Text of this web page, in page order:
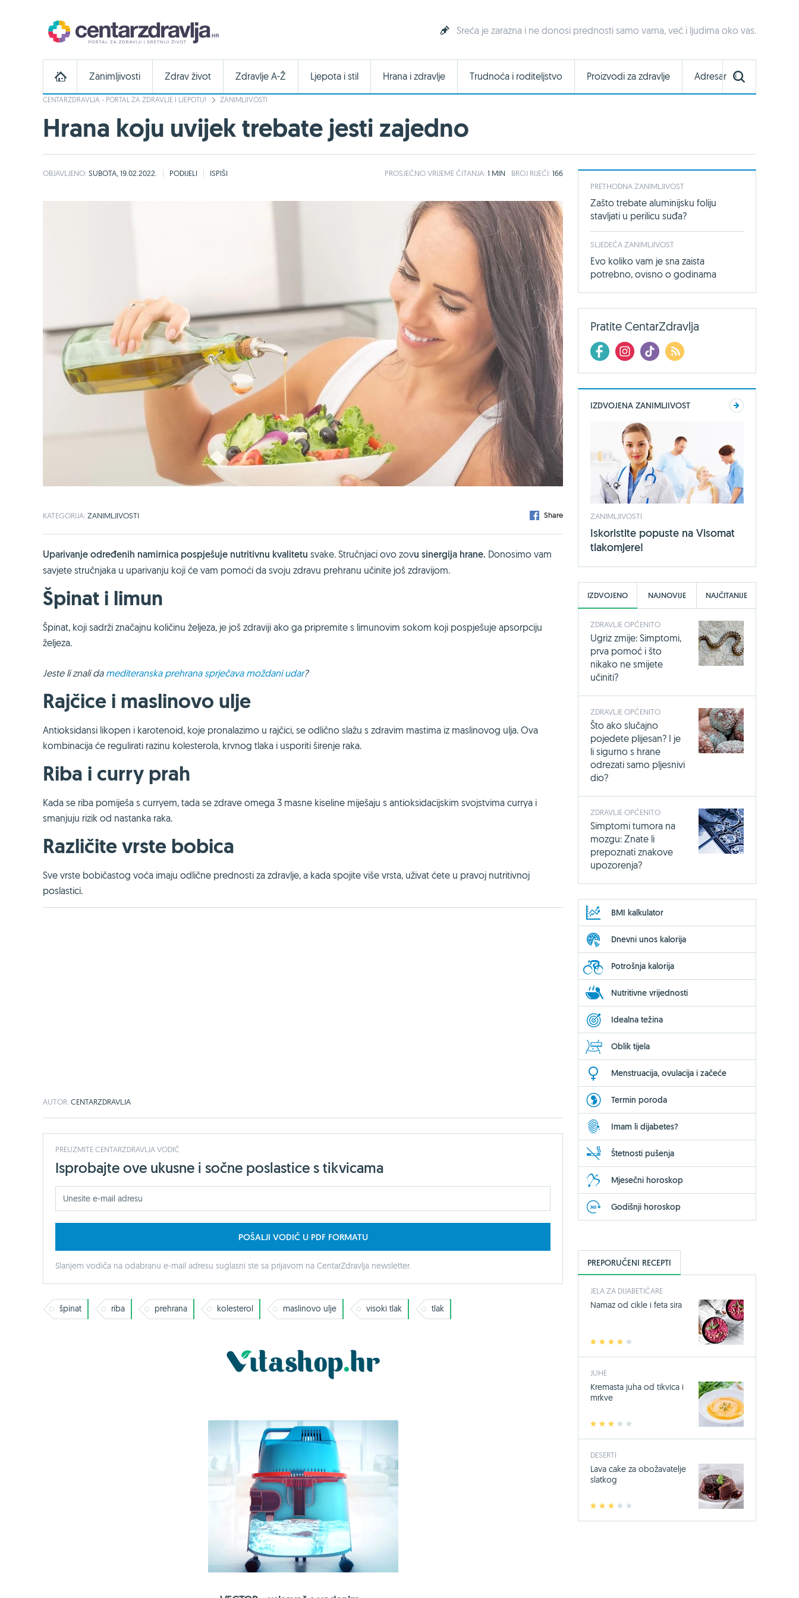
Sreća je zarazna i ne donosi prednosti samo vama, već i ljudima oko vas.
Zanimljivosti Zdrav život Zdravlje A-Ž Ljepota i stil Hrana i zdravlje Trudnoća i roditeljstvo Proizvodi za zdravlje Adresar
CENTARZDRAVLJA - PORTAL ZA ZDRAVLJE I LJEPOTU! ZANIMLJIVOSTI
Hrana koju uvijek trebate jesti zajedno
OBJAVLJENO: SUBOTA, 19.02.2022. PODIJELI ISPIŠI PROSJEČNOVRIJEME ČITANJA: 1 MIN BROJ RIJEČI: 166
KATEGORIJA: ZANIMLJIVOSTI Share
Uparivanje određenih namirnica pospješuje nutritivnu kvalitetu svake. Stručnjaci ovo zovu sinergija hrane. Donosimo vam
savjete stručnjaka u uparivanju koji će vam pomoći da svoju zdravu prehranu učinite još zdravijom.
Špinat i limun
Špinat, koji sadrži značajnu količinu željeza, je još zdraviji ako ga pripremite s limunovim sokom koji pospješuje apsorpciju
željeza.
Jeste li znali da mediteranska prehrana sprječava moždani udar?
Rajčice i maslinovo ulje
Antioksidansi likopen i karotenoid, koje pronalazimo u rajčici, se odlično slažu s zdravim mastima iz maslinovog ulja. Ova
kombinacija će regulirati razinu kolesterola, krvnog tlaka i usporiti širenje raka.
Riba i curry prah
Kada se riba pomiješa s curryem, tada se zdrave omega 3 masne kiseline miješaju s antioksidacijskim svojstvima currya i
smanjuju rizik od nastanka raka.
Različite vrste bobica
Sve vrste bobičastog voća imaju odlične prednosti za zdravlje, a kada spojite više vrsta, uživat ćete u pravoj nutritivnoj
poslastici.
AUTOR: CENTARZDRAVLJA
PREUZMITE CENTARZDRAVLJA VODIČ
Isprobajte ove ukusne i sočne poslastice s tikvicama
POŠALJI VODIČ U PDF FORMATU
Slanjem vodiča na odabranu e-mail adresu suglasni ste sa prijavom na CentarZdravlja newsletter.
špinat riba prehrana kolesterol maslinovo ulje visoki tlak tlak
PRETHODNA ZANIMLJIVOST
Zašto trebate aluminijsku foliju
stavljati u perilicu suđa?
SLJEDEĆA ZANIMLJIVOST
Evo koliko vam je sna zaista
potrebno, ovisno o godinama
Pratite CentarZdravlja
IZDVOJENA ZANIMLJIVOST
ZANIMLJIVOSTI
Iskoristite popuste na Visomat
tlakomjere!
IZDVOJENO NAJNOVIJE NAJČITANIJE
ZDRAVLJE OPĆENITO
Ugriz zmije: Simptomi,
prva pomoć i što
nikako ne smijete
učiniti?
ZDRAVLJE OPĆENITO
Što ako slučajno
pojedete plijesan? I je
li sigurno s hrane
odrezati samo pljesnivi
dio?
ZDRAVLJE OPĆENITO
Simptomi tumora na
mozgu: Znate li
prepoznati znakove
upozorenja?
BMI kalkulator
Dnevni unos kalorija
Potrošnja kalorija
Nutritivne vrijednosti
Idealna težina
Oblik tijela
Menstruacija, ovulacija i začeće
Termin poroda
Imam li dijabetes?
Štetnosti pušenja
Mjesečni horoskop
Godišnji horoskop
PREPORUČENI RECEPTI
JELA ZA DIJABETIČARE
2 3 4
Namaz od cikle i feta sira
JUHE
2 3 4
Kremasta juha od tikvica i
mrkve
DESERTI
2 3 4
Lava cake za obožavatelje
slatkog